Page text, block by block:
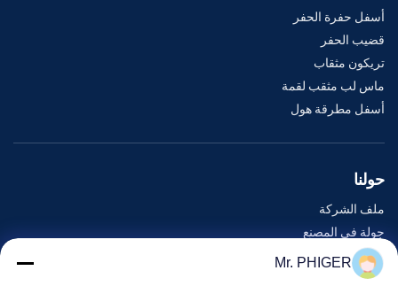
أسفل حفرة الحفر
قضيب الحفر
تريكون مثقاب
ماس لب مثقب لقمة
أسفل مطرقة هول
حولنا
ملف الشركة
جولة في المصنع
مراقبة الجودة
خريطة الموقع
Mr. PHIGER